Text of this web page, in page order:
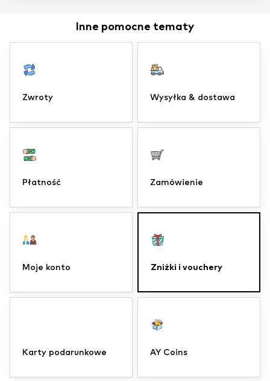
Inne pomocne tematy
Zwroty Wysyłka & dostawa
Płatność Zamówienie
Moje konto Zniżki i vouchery
Karty podarunkowe AY Coins